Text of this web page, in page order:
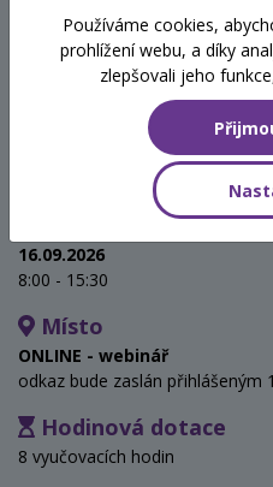
šablony
Efektivní
rodiči
metodou
16.09.2026
8:00 - 15:30
Místo
ONLINE - webinář
odkaz bude zaslán přihlášeným
Hodinová dotace
8 vyučovacích hodin
Používáme cookies,
prohlížení webu, a díky
zlepšovali jeho